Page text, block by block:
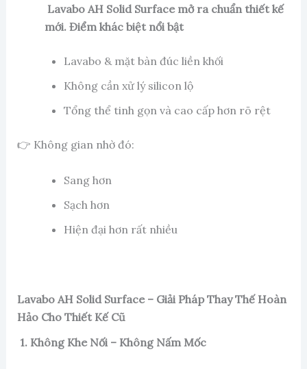
Lavabo AH Solid Surface mở ra chuẩn thiết kế
mới. Điểm khác biệt nổi bật
Lavabo & mặt bàn đúc liền khối
Không cần xử lý silicon lộ
Tổng thể tinh gọn và cao cấp hơn rõ rệt
👉 Không gian nhờ đó:
Sang hơn
Sạch hơn
Hiện đại hơn rất nhiều
Lavabo AH Solid Surface – Giải Pháp Thay Thế Hoàn
Hảo Cho Thiết Kế Cũ
1. Không Khe Nối – Không Nấm Mốc